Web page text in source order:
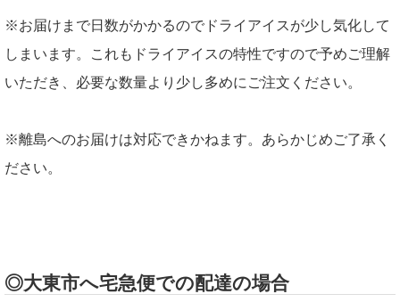
※お届けまで日数がかかるのでドライアイスが少し気化して
しまいます。これもドライアイスの特性ですので予めご理解
いただき、必要な数量より少し多めにご注文ください。
※離島へのお届けは対応できかねます。あらかじめご了承く
ださい。
◎大東市へ宅急便での配達の場合